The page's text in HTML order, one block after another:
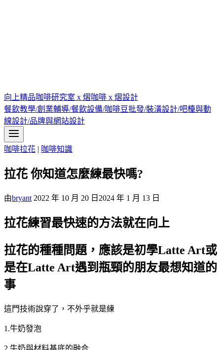
向上精品咖啡研究室 x 熠咖啡 x 熠設計
餐飲教學/創業輔導/餐飲設備/咖啡豆批發/裝潢設計/吧檯與動
線設計/品牌與網站設計
咖啡拉花 | 咖啡知識
拉花 你知道怎麼練最快嗎?
由bryant 2022 年 10 月 20 日 2024 年 1 月 13 日
拉花練習最快速的方法就在向上
拉花的種種問題，應該是初學Latte Art或
是在Latte Art遇到瓶頸的朋友最想知道的
事
這門技術說穿了，不外乎就是練
1.牛奶發泡
2.牛奶與材料基底的融合